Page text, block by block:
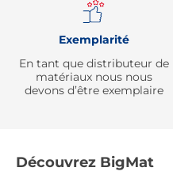
Exemplarité
En tant que distributeur de
matériaux nous nous
devons d’être exemplaire
Découvrez BigMat